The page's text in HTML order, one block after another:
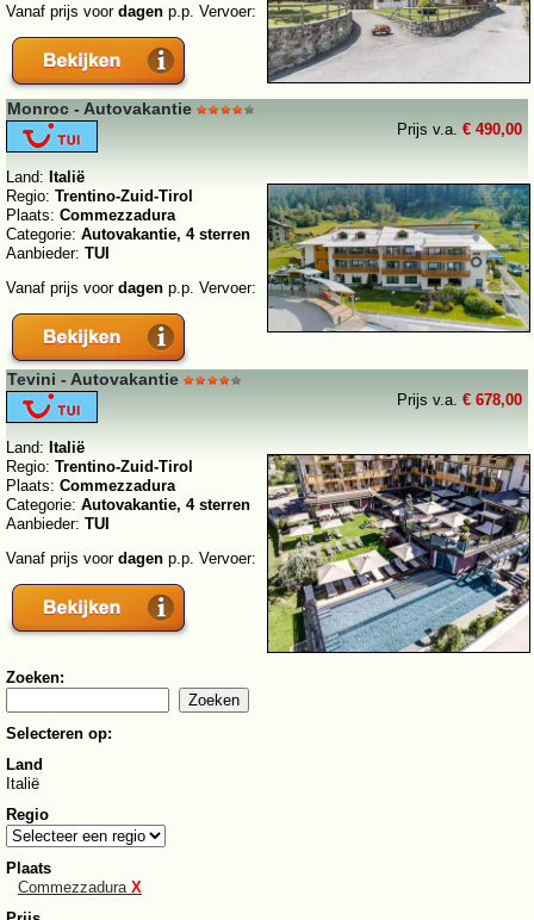
Vanaf prijs voor dagen p.p. Vervoer:
Monroc - Autovakantie
Prijs v.a. € 490,00
Land: Italië
Regio: Trentino-Zuid-Tirol
Plaats: Commezzadura
Categorie: Autovakantie, 4 sterren
Aanbieder: TUI
Vanaf prijs voor dagen p.p. Vervoer:
Tevini - Autovakantie
Prijs v.a. € 678,00
Land: Italië
Regio: Trentino-Zuid-Tirol
Plaats: Commezzadura
Categorie: Autovakantie, 4 sterren
Aanbieder: TUI
Vanaf prijs voor dagen p.p. Vervoer:
Zoeken:
Selecteren op:
Land
Italië
Regio
Plaats
Commezzadura X